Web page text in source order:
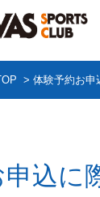
> 体験予約お申
申込に